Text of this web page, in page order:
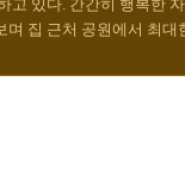
고 있다. 간간히 행복한
집 근처 공원에서 최대